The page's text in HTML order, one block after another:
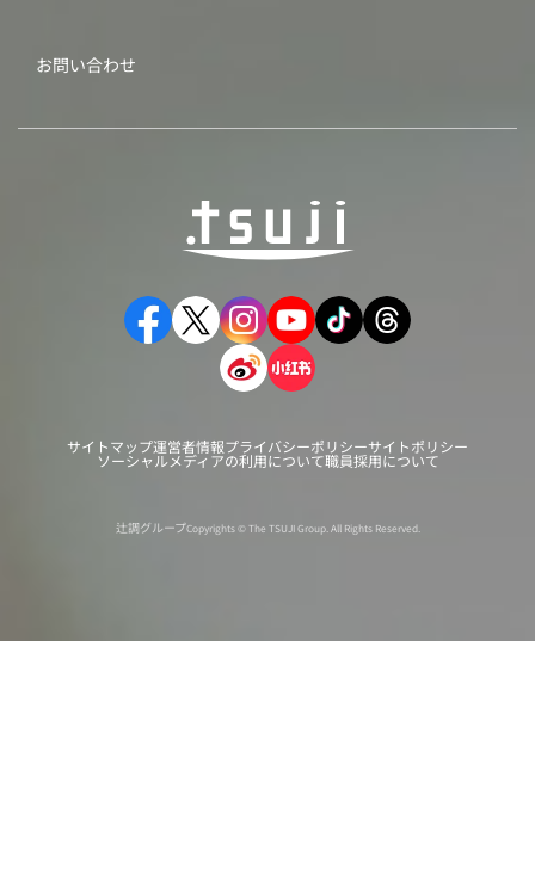
お問い合わせ
サイトマップ運営者情報プライバシーポリシーサイトポリシー
ソーシャルメディアの利用について職員採用について
辻調グループCopyrights © The TSUJI Group. All Rights Reserved.